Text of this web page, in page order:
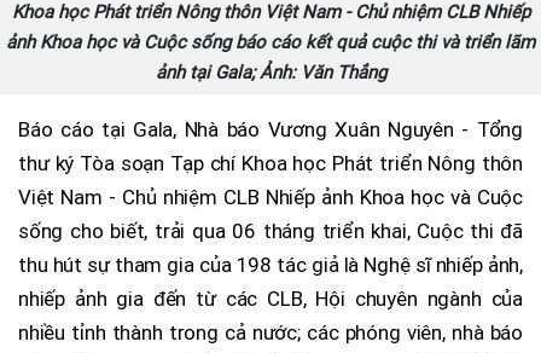
Khoa học Phát triển Nông thôn Việt Nam - Chủ nhiệm CLB Nhiếp
ảnh Khoa học và Cuộc sống báo cáo kết quả cuộc thi và triển lãm
ảnh tại Gala; Ảnh: Văn Thắng
Báo cáo tại Gala, Nhà báo Vương Xuân Nguyên - Tổng
thư ký Tòa soạn Tạp chí Khoa học Phát triển Nông thôn
Việt Nam - Chủ nhiệm CLB Nhiếp ảnh Khoa học và Cuộc
sống cho biết, trải qua 06 tháng triển khai, Cuộc thi đã
thu hút sự tham gia của 198 tác giả là Nghệ sĩ nhiếp ảnh,
nhiếp ảnh gia đến từ các CLB, Hội chuyên ngành của
nhiều tỉnh thành trong cả nước; các phóng viên, nhà báo